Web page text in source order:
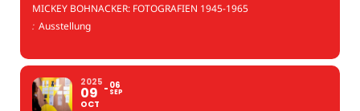
MICKEY BOHNACKER: FOTOGRAFIEN 1945-1965
: Ausstellung
2025
09
OCT
06
SEP